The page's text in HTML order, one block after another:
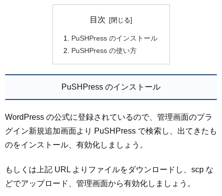
目次
PuSHPress のインストール
PuSHPress の使い方
PuSHPress のインストール
WordPress の公式に登録されているので、管理画面のプラ
グイン新規追加画面より PuSHPress で検索し、出てきたも
のをインストール、有効化しましょう。
もしくは上記 URL よりファイルをダウンロードし、scp な
どでアップロード、管理画面から有効化しましょう。